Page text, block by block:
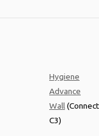
Hygiene
Advance
Wall(Connect
C3)